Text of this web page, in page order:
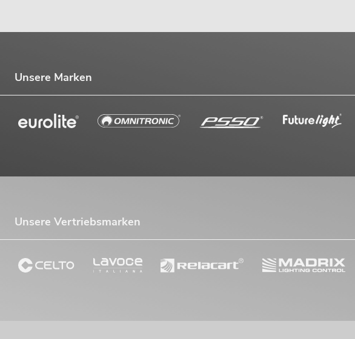
Unsere Marken
Unsere Vertriebsmarken